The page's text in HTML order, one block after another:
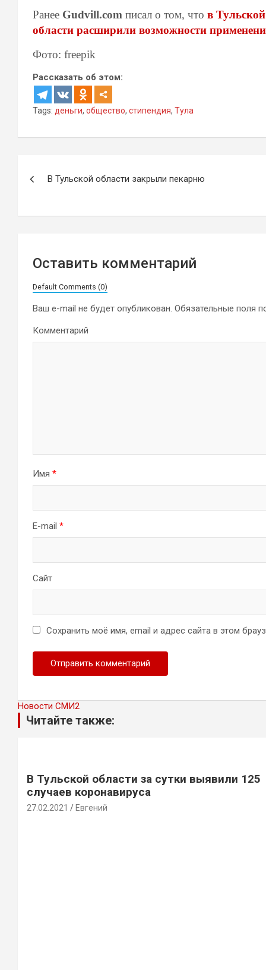
Ранее Gudvill.com писал о том, что в
области расширили возможности
Фото: freepik
Рассказать об этом:
Tags: деньги, общество, стипендия, Тула
записям
В Тульской области закрыли пекарню
Оставить комментарий
Default Comments (0)
Ваш e-mail не будет опубликован. Обязательные поля
Комментарий
Имя *
E-mail *
Сайт
Сохранить моё имя, email и адрес сайта в этом
Новости СМИ2
Читайте также:
В Тульской области за сутки выявили 125
случаев коронавируса
27.02.2021 Евгений